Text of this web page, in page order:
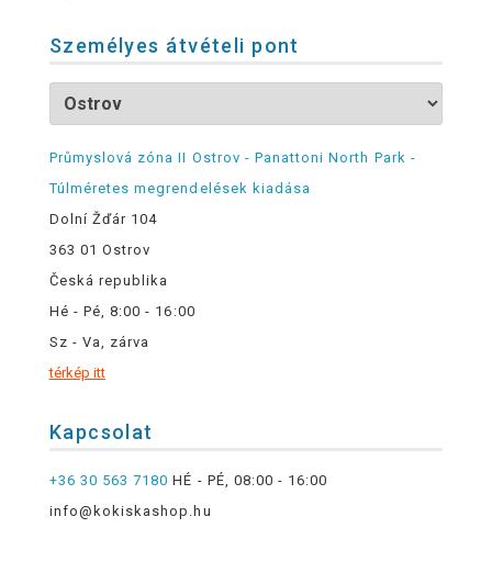
Személyes átvételi pont
Průmyslová zóna II Ostrov - Panattoni North Park -
Túlméretes megrendelések kiadása
Dolní Žďár 104
363 01 Ostrov
Česká republika
Hé - Pé, 8:00 - 16:00
Sz - Va, zárva
térkép itt
Kapcsolat
+36 30 563 7180 HÉ - PÉ, 08:00 - 16:00
info@kokiskashop.hu